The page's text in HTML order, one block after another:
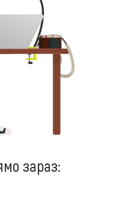
зараз: